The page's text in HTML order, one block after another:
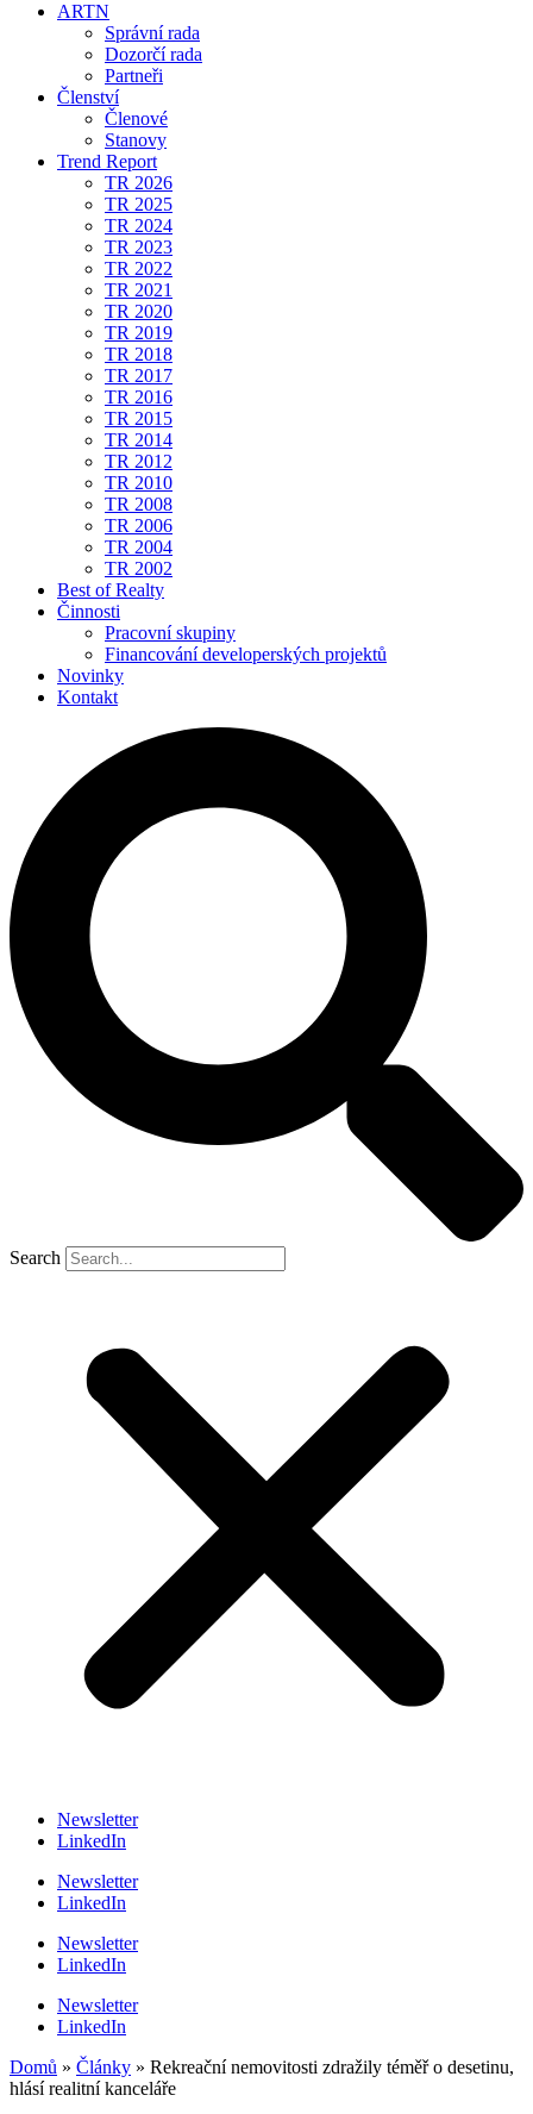
ARTN
Správní rada
Dozorčí rada
Partneři
Členství
Členové
Stanovy
Trend Report
TR 2026
TR 2025
TR 2024
TR 2023
TR 2022
TR 2021
TR 2020
TR 2019
TR 2018
TR 2017
TR 2016
TR 2015
TR 2014
TR 2012
TR 2010
TR 2008
TR 2006
TR 2004
TR 2002
Best of Realty
Činnosti
Pracovní skupiny
Financování developerských projektů
Novinky
Kontakt
Search
Newsletter
LinkedIn
Newsletter
LinkedIn
Newsletter
LinkedIn
Newsletter
LinkedIn
Domů » Články » Rekreační nemovitosti zdražily téměř o desetinu,
hlásí realitní kanceláře